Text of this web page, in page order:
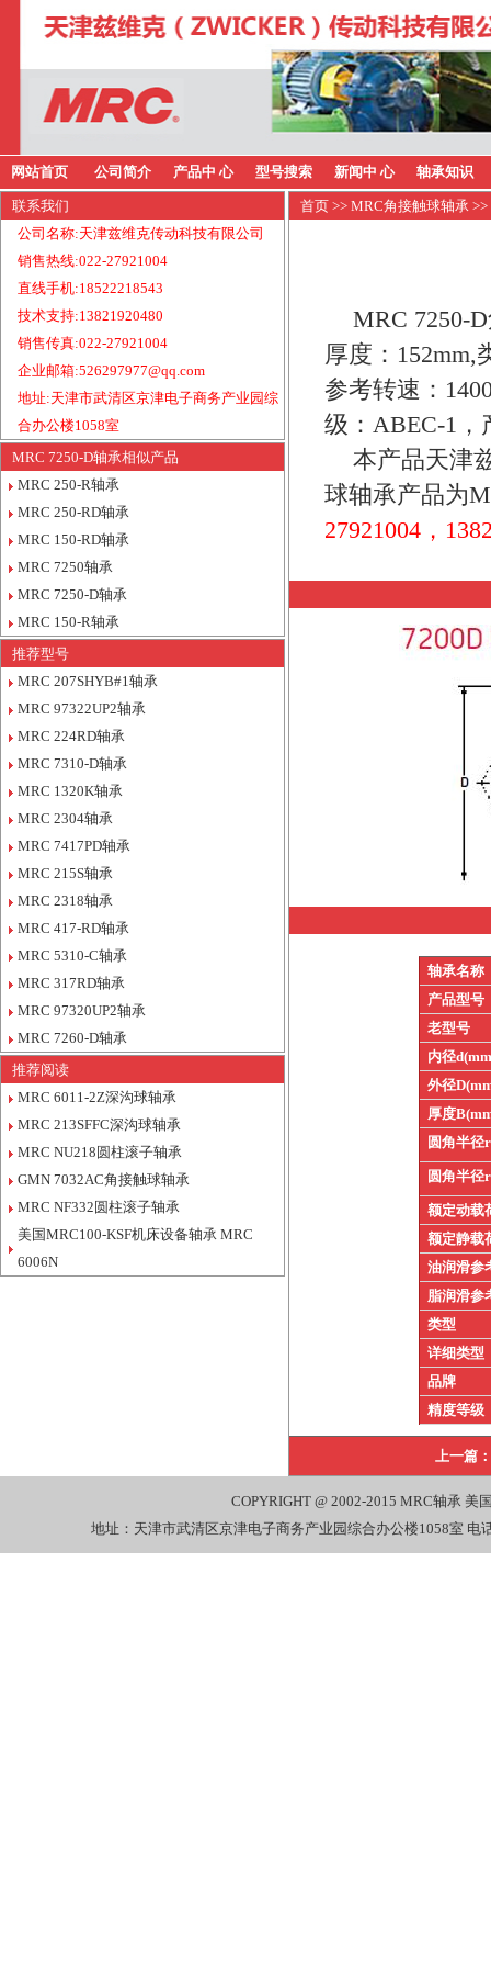
网站首页 公司简介 产品中 心 型号搜索 新闻中 心 轴承知识
联系我们
公司名称:天津兹维克传动科技有限公司
销售热线:022-27921004
直线手机:18522218543
技术支持:13821920480
销售传真:022-27921004
企业邮箱:526297977@qq.com
地址:天津市武清区京津电子商务产业园综
合办公楼1058室
MRC 7250-D轴承相似产品
MRC 250-R轴承
MRC 250-RD轴承
MRC 150-RD轴承
MRC 7250轴承
MRC 7250-D轴承
MRC 150-R轴承
推荐型号
MRC 207SHYB#1轴承
MRC 97322UP2轴承
MRC 224RD轴承
MRC 7310-D轴承
MRC 1320K轴承
MRC 2304轴承
MRC 7417PD轴承
MRC 215S轴承
MRC 2318轴承
MRC 417-RD轴承
MRC 5310-C轴承
MRC 317RD轴承
MRC 97320UP2轴承
MRC 7260-D轴承
推荐阅读
MRC 6011-2Z深沟球轴承
MRC 213SFFC深沟球轴承
MRC NU218圆柱滚子轴承
GMN 7032AC角接触球轴承
MRC NF332圆柱滚子轴承
美国MRC100-KSF机床设备轴承 MRC
6006N
首页 >> MRC角接触球轴承
MRC 7250-
厚度：
参考转速：
级：ABEC-1，
本产品天津
球轴承产品为
27921004，
轴承名称
产品型号
老型号
内径
外径
厚度
圆角半径r
圆角半径r
额定动载
额定静载
油润滑参
脂润滑参
类型
详细类型
品牌
精度等级
上一篇：
COPYRIGHT @ 2002-2015 MRC轴承 美
地址：天津市武清区京津电子商务产业园综合办公楼1058室 电